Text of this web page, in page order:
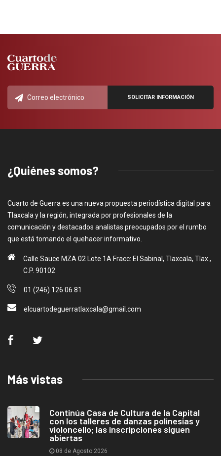
¿Quiénes somos?
Cuarto de Guerra es una nueva propuesta periodística digital para
Tlaxcala y la región, integrada por profesionales de la
comunicación y destacados analistas preocupados por el rumbo
que está tomando el quehacer informativo.
Calle Sauce MZA 02 Lote 1A Fracc: El Sabinal, Tlaxcala, Tlax.,
C.P. 90102
01 (246) 126 06 81
elcuartodeguerratlaxcala@gmail.com
Más vistas
Continúa Casa de Cultura de la Capital
con los talleres de danzas polinesias y
violoncello; las inscripciones siguen
abiertas
08 de Agosto 2026